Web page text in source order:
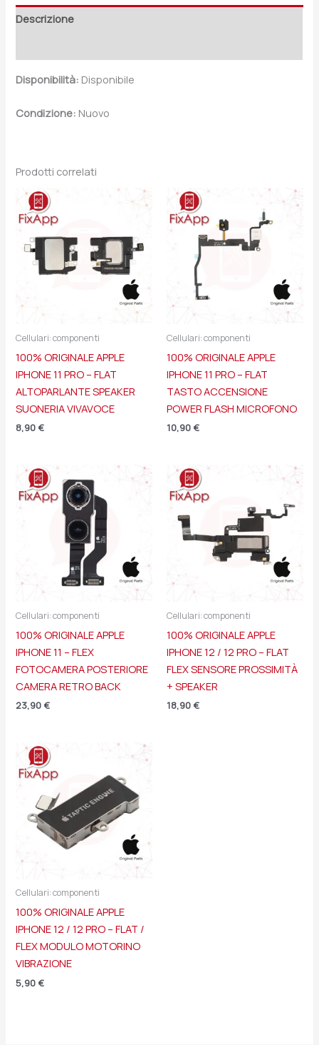
Descrizione
Disponibilità: Disponibile
Condizione: Nuovo
Prodotti correlati
Cellulari: componenti
100% ORIGINALE APPLE
IPHONE 11 PRO – FLAT
ALTOPARLANTE SPEAKER
SUONERIA VIVAVOCE
8,90 €
Cellulari: componenti
100% ORIGINALE APPLE
IPHONE 11 PRO – FLAT
TASTO ACCENSIONE
POWER FLASH MICROFONO
10,90 €
Cellulari: componenti
100% ORIGINALE APPLE
IPHONE 11 – FLEX
FOTOCAMERA POSTERIORE
CAMERA RETRO BACK
23,90 €
Cellulari: componenti
100% ORIGINALE APPLE
IPHONE 12 / 12 PRO – FLAT
FLEX SENSORE PROSSIMITÀ
+ SPEAKER
18,90 €
Cellulari: componenti
100% ORIGINALE APPLE
IPHONE 12 / 12 PRO – FLAT /
FLEX MODULO MOTORINO
VIBRAZIONE
5,90 €